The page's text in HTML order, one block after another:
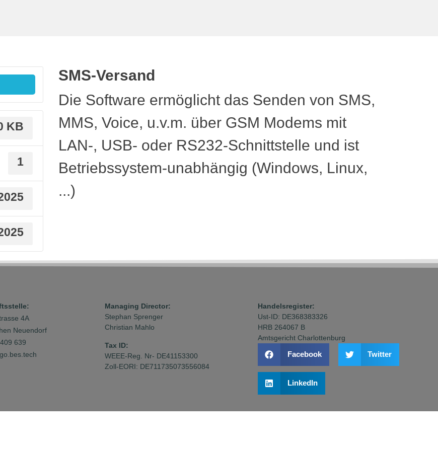
KB
1
SMS-Versand
Die Software ermöglicht das Senden von SMS,
MMS, Voice, u.v.m. über GSM Modems mit
LAN-, USB- oder RS232-Schnittstelle und ist
Betriebssystem-unabhängig (Windows, Linux,
...)
4A
Neuendorf
639
Managing Director:
Stephan Sprenger
Christian Mahlo
Tax ID:
WEEE-Reg. Nr- DE41153300
Zoll-EORI: DE711735073556084
Handelsregister:
Ust-ID: DE368383326
HRB 264067 B
Amtsgericht Charlottenburg
Facebook Twitter
LinkedIn